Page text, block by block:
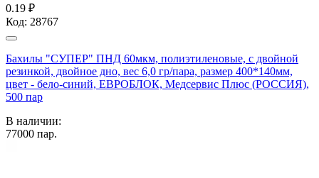
0.19 ₽
Код: 28767
Бахилы "СУПЕР" ПНД 60мкм, полиэтиленовые, с двойной
резинкой, двойное дно, вес 6,0 гр/пара, размер 400*140мм,
цвет - бело-синий, ЕВРОБЛОК, Медсервис Плюс (РОССИЯ),
500 пар
В наличии:
77000 пар.